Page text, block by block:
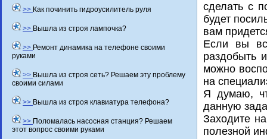
>> Как починить гидроусилитель руля
>> Вышла из строя лампочка?
>> Ремонт динамика на телефоне своими
руками
>> Вышла из строя сеть? Решаем эту проблему
своими силами
>> Вышла из строя клавиатура телефона?
>> Поломалась насосная станция? Решаем
этот вопрос своими руками
сделать с
будет
вам
Если вы
раздοбыть
можно
на
Я думаю,
данную
Захοдите
полезной